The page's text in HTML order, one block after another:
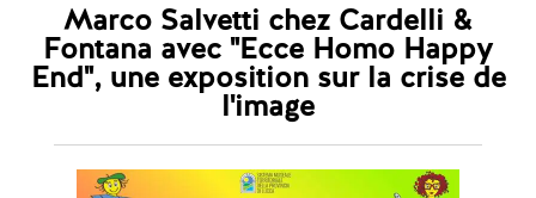
Marco Salvetti chez Cardelli &
Fontana avec "Ecce Homo Happy
End", une exposition sur la crise de
l'image